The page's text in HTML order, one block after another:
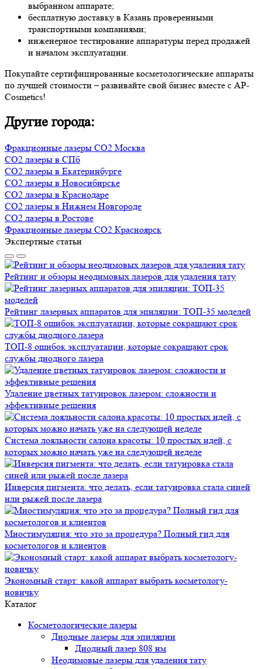
выбранном аппарате;
бесплатную доставку в Казань проверенными
транспортными компаниями;
инженерное тестирование аппаратуры перед продажей
и началом эксплуатации.
Покупайте сертифицированные косметологические аппараты
по лучшей стоимости – развивайте свой бизнес вместе с AP-
Cosmetics!
Другие города:
Фракционные лазеры CO2 Москва
CO2 лазеры в СПб
CO2 лазеры в Екатеринбурге
CO2 лазеры в Новосибирске
CO2 лазеры в Краснодаре
CO2 лазеры в Нижнем Новгороде
CO2 лазеры в Ростове
Фракционные лазеры CO2 Красноярск
Экспертные статьи
Рейтинг и обзоры неодимовых лазеров для удаления тату
Рейтинг лазерных аппаратов для эпиляции: ТОП-35 моделей
ТОП-8 ошибок эксплуатации, которые сокращают срок
службы диодного лазера
Удаление цветных татуировок лазером: сложности и
эффективные решения
Система лояльности салона красоты: 10 простых идей, с
которых можно начать уже на следующей неделе
Инверсия пигмента: что делать, если татуировка стала синей
или рыжей после лазера
Миостимуляция: что это за процедура? Полный гид для
косметологов и клиентов
Экономный старт: какой аппарат выбрать косметологу-
новичку
Каталог
Косметологические лазеры
Диодные лазеры для эпиляции
Диодный лазер 808 нм
Неодимовые лазеры для удаления тату